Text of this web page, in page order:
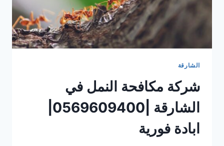
الشارقة
شركة مكافحة النمل في
ابادة فورية